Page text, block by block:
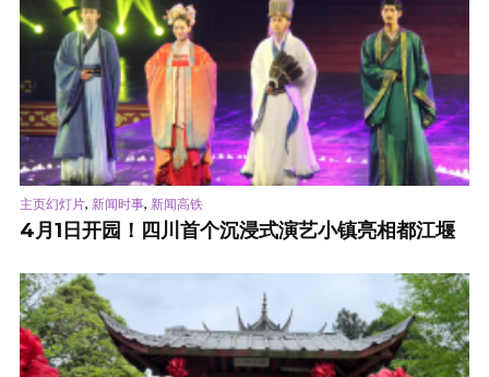
主页幻灯片, 新闻时事, 新闻高铁
4月1日开园！四川首个沉浸式演艺小镇亮相都江堰